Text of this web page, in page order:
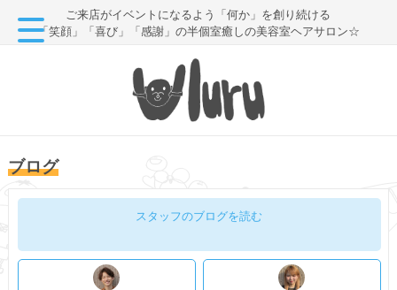
ご来店がイベントになるよう「何か」を創り続ける
「笑顔」「喜び」「感謝」の半個室癒しの美容室ヘアサロン☆
ブログ
スタッフのブログを読む